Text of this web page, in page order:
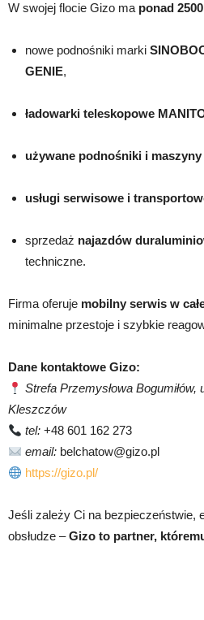
W swojej flocie Gizo ma ponad
nowe podnośniki marki
GENIE,
ładowarki teleskopowe
używane podnośniki i
usługi serwisowe i
sprzedaż najazdów
techniczne.
Firma oferuje mobilny serwis w
minimalne przestoje i szybkie
Dane kontaktowe Gizo:
Strefa Przemysłowa Bogumiłów,
Kleszczów
tel: +48 601 162 273
email: belchatow@gizo.pl
https://gizo.pl/
Jeśli zależy Ci na bezpieczeństwie,
obsłudze –Gizo to partner,